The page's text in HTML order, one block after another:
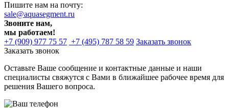
Пишите нам на почту:
sale@aquasegment.ru
Звоните нам,
мы работаем!
+7 (909) 977 75 57 +7 (495) 787 58 59 Заказать звонок
Заказать звонок
Оставьте Ваше сообщение и контактные данные и наши
специалисты свяжутся с Вами в ближайшее рабочее время для
решения Вашего вопроса.